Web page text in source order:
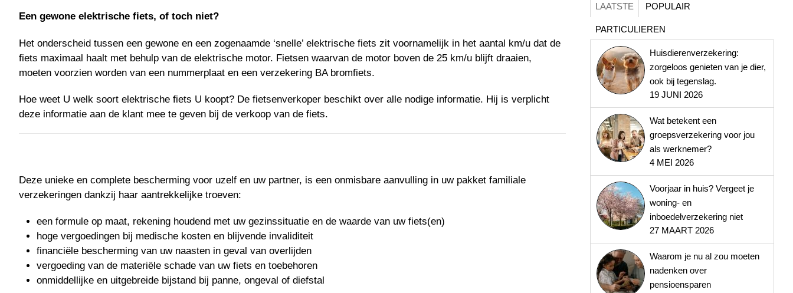
Een gewone elektrische fiets, of toch niet?
Het onderscheid tussen een gewone en een zogenaamde ‘snelle’ elektrische fiets zit voornamelijk in het aantal km/u dat de
fiets maximaal haalt met behulp van de elektrische motor. Fietsen waarvan de motor boven de 25 km/u blijft draaien,
moeten voorzien worden van een nummerplaat en een verzekering BA bromfiets.
Hoe weet U welk soort elektrische fiets U koopt? De fietsenverkoper beschikt over alle nodige informatie. Hij is verplicht
deze informatie aan de klant mee te geven bij de verkoop van de fiets.
Deze unieke en complete bescherming voor uzelf en uw partner, is een onmisbare aanvulling in uw pakket familiale
verzekeringen dankzij haar aantrekkelijke troeven:
een formule op maat, rekening houdend met uw gezinssituatie en de waarde van uw fiets(en)
hoge vergoedingen bij medische kosten en blijvende invaliditeit
financiële bescherming van uw naasten in geval van overlijden
vergoeding van de materiële schade van uw fiets en toebehoren
onmiddellijke en uitgebreide bijstand bij panne, ongeval of diefstal
LAATSTE POPULAIR
PARTICULIEREN
Huisdierenverzekering:
zorgeloos genieten van je dier,
ook bij tegenslag.
19 JUNI 2026
Wat betekent een
groepsverzekering voor jou
als werknemer?
4 MEI 2026
Voorjaar in huis? Vergeet je
woning- en
inboedelverzekering niet
27 MAART 2026
Waarom je nu al zou moeten
nadenken over
pensioensparen